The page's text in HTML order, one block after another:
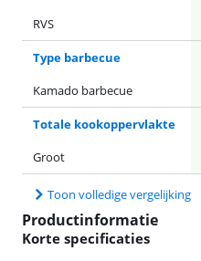
RVS
Type barbecue
Kamado barbecue
Totale kookoppervlakte
Groot
Toon volledige vergelijking
Productinformatie
Korte specificaties